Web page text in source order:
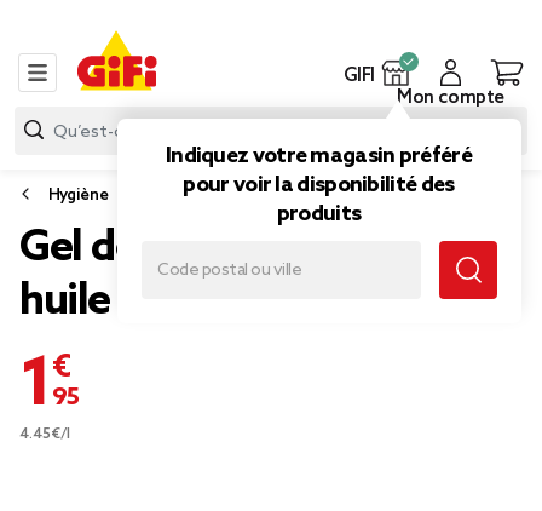
GIFI
Indiquez votre magasin préféré
pour voir la disponibilité des
produits
Mon compte
Hygiène
Gel douche surgras Cadum
huile de coco 437ml
1,95 €
4.45€/l